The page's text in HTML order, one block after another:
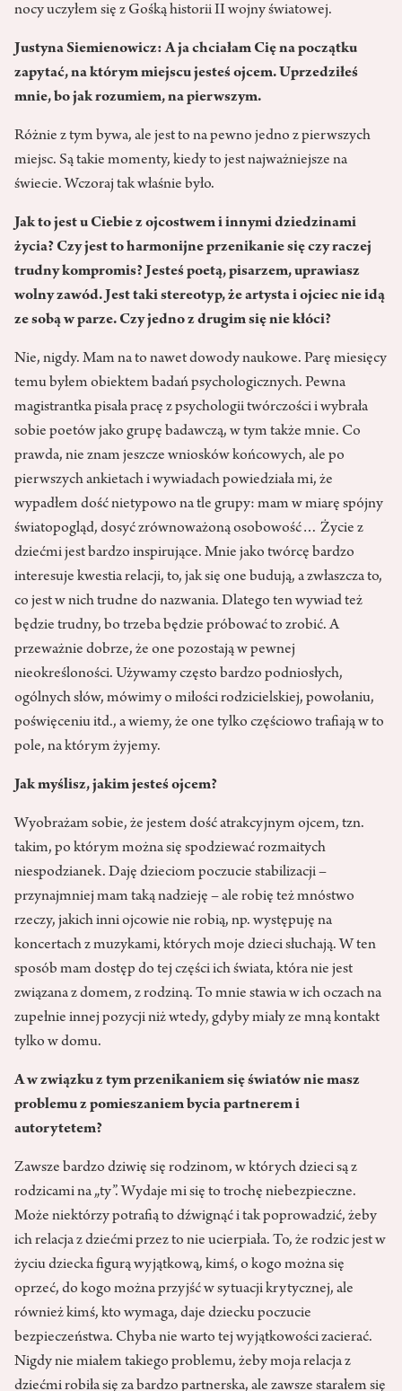
nocy uczyłem się z Gośką historii II wojny światowej.
Justyna Siemienowicz: A ja chciałam Cię na początku
zapytać, na którym miejscu jesteśojcem. Uprzedziłeś
mnie, bo jak rozumiem, na pierwszym.
Różnie z tym bywa, ale jest to na pewno jedno z pierwszych
miejsc. Są takie momenty, kiedy to jest najważniejsze na
świecie. Wczoraj tak właśnie było.
Jak to jest u Ciebie z ojcostwem i innymi dziedzinami
życia? Czy jest to harmonijne przenikanie się czy raczej
trudny kompromis? Jesteś poetą, pisarzem, uprawiasz
wolny zawód. Jest taki stereotyp, że artysta i ojciec nie idą
ze sobą w parze. Czy jedno z drugim się nie kłóci?
Nie, nigdy. Mam na to nawet dowody naukowe. Parę miesięcy
temu byłem obiektem badań psychologicznych. Pewna
magistrantka pisała pracę z psychologii twórczości i wybrała
sobie poetów jako grupę badawczą, w tym także mnie. Co
prawda, nie znam jeszcze wniosków końcowych, ale po
pierwszych ankietach i wywiadach powiedziała mi, że
wypadłem dość nietypowo na tle grupy: mam w miarę spójny
światopogląd, dosyć zrównoważoną osobowość… Życie z
dziećmi jest bardzo inspirujące. Mnie jako twórcę bardzo
interesuje kwestia relacji, to, jak się one budują, a zwłaszcza to,
co jest w nich trudne do nazwania. Dlatego ten wywiad też
będzie trudny, bo trzeba będzie próbować to zrobić. A
przeważnie dobrze, że one pozostają w pewnej
nieokreśloności. Używamy często bardzo podniosłych,
ogólnych słów, mówimy o miłości rodzicielskiej, powołaniu,
poświęceniu itd., a wiemy, że one tylko częściowo trafiają w to
pole, na którym żyjemy.
Jak myślisz, jakim jesteś ojcem?
Wyobrażam sobie, że jestem dość atrakcyjnym ojcem, tzn.
takim, po którym można się spodziewać rozmaitych
niespodzianek. Daję dzieciom poczucie stabilizacji –
przynajmniej mam taką nadzieję – ale robię też mnóstwo
rzeczy, jakich inni ojcowie nie robią, np. występuję na
koncertach z muzykami, których moje dzieci słuchają. W ten
sposób mam dostęp do tej części ich świata, która nie jest
związana z domem, z rodziną. To mnie stawia w ich oczach na
zupełnie innej pozycji niż wtedy, gdyby miały ze mną kontakt
tylko w domu.
A w związku z tym przenikaniem się światów nie masz
problemu z pomieszaniem bycia partnerem i
autorytetem?
Zawsze bardzo dziwię się rodzinom, w których dzieci są z
rodzicami na „ty”. Wydaje mi się to trochę niebezpieczne.
Może niektórzy potrafią to dźwignąć i tak poprowadzić, żeby
ich relacja z dziećmi przez to nie ucierpiała. To, że rodzic jest w
życiu dziecka figurą wyjątkową, kimś, o kogo można się
oprzeć, do kogo można przyjść w sytuacji krytycznej, ale
również kimś, kto wymaga, daje dziecku poczucie
bezpieczeństwa. Chyba nie warto tej wyjątkowości zacierać.
Nigdy nie miałem takiego problemu, żeby moja relacja z
dziećmi robiła się za bardzo partnerska, ale zawsze starałem się